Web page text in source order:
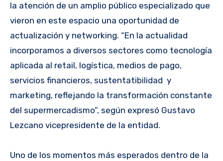
la atención de un amplio público especializado que
vieron en este espacio una oportunidad de
actualización y networking. “En la actualidad
incorporamos a diversos sectores como tecnología
aplicada al retail, logística, medios de pago,
servicios financieros, sustentatibilidad y
marketing, reflejando la transformación constante
del supermercadismo”, según expresó Gustavo
Lezcano vicepresidente de la entidad.
Uno de los momentos más esperados dentro de la